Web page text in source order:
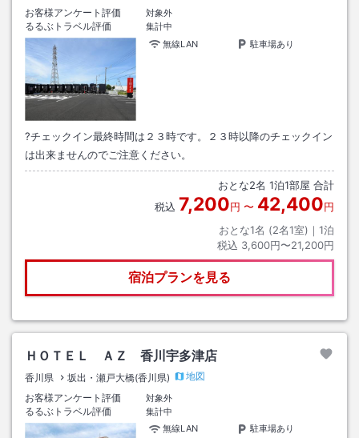
お客様アンケート評価
対象外
るるぶトラベル評価
集計中
無線LAN
駐車場あり
?チェックイン最終時間は２３時です。２３時以降のチェックイン
は出来ませんのでご注意ください。
おとな2名 1泊1部屋 合計
税込 7,200円 〜 42,400円
おとな1名 (2名1室)｜ 1泊
税込 3,600円〜21,200円
宿泊プランを見る
ＨＯＴＥＬ ＡＺ 香川宇多津店
香川県 坂出・瀬戸大橋(香川県)
地図
お客様アンケート評価
対象外
るるぶトラベル評価
集計中
無線LAN
駐車場あり